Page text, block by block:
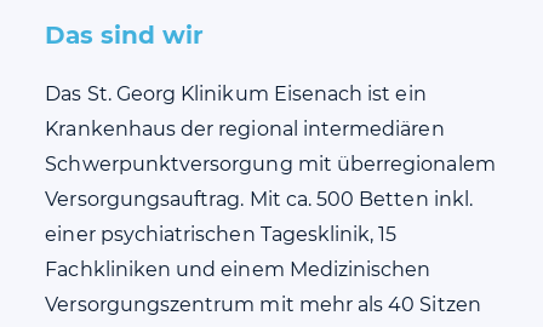
Das sind wir
Das St. Georg Klinikum Eisenach ist ein
Krankenhaus der regional intermediären
Schwerpunktversorgung mit überregionalem
Versorgungsauftrag. Mit ca. 500 Betten inkl.
einer psychiatrischen Tagesklinik, 15
Fachkliniken und einem Medizinischen
Versorgungszentrum mit mehr als 40 Sitzen